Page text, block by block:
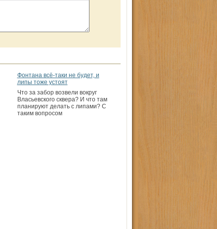
Фонтана всё-таки не будет, и
липы тоже устоят
Что за забор возвели вокруг
Власьевского сквера? И что там
планируют делать с липами? С
таким вопросом